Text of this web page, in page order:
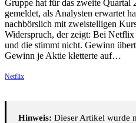
Gruppe hat für das zweite Quartal
gemeldet, als Analysten erwartet
nachbörslich mit zweistelligen
Widerspruch, der zeigt: Bei
und die stimmt nicht. Gewinn
Gewinn je Aktie kletterte auf…
Netflix
Hinweis: Dieser Artikel wurde